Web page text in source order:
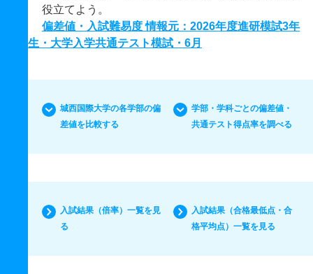
役立てよう。
偏差値・入試難易度 情報元：2026年度進研模試3年
生・大学入学共通テスト模試・6月
城西国際大学の各学部の偏
差値を比較する
学部・学科ごとの偏差値・
共通テスト得点率を調べる
入試結果（倍率）一覧を見
る
入試結果（合格最低点・合
格平均点）一覧を見る